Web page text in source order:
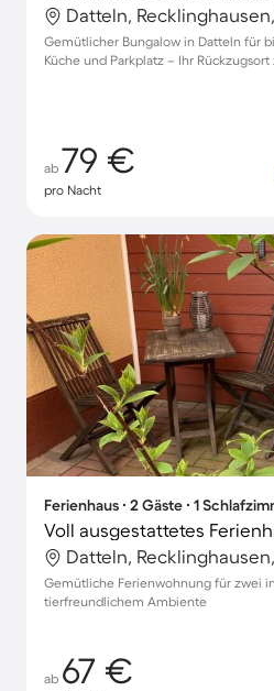
Datteln,
Gemütlicher Bungalow in Datteln für
Küche und Parkplatz – Ihr
ab 79 €
pro Nacht
Ferienhaus ∙ 2 Gäste ∙ 1
Datteln,
Gemütliche Ferienwohnung für zwei
tierfreundlichem Ambiente
ab 67 €